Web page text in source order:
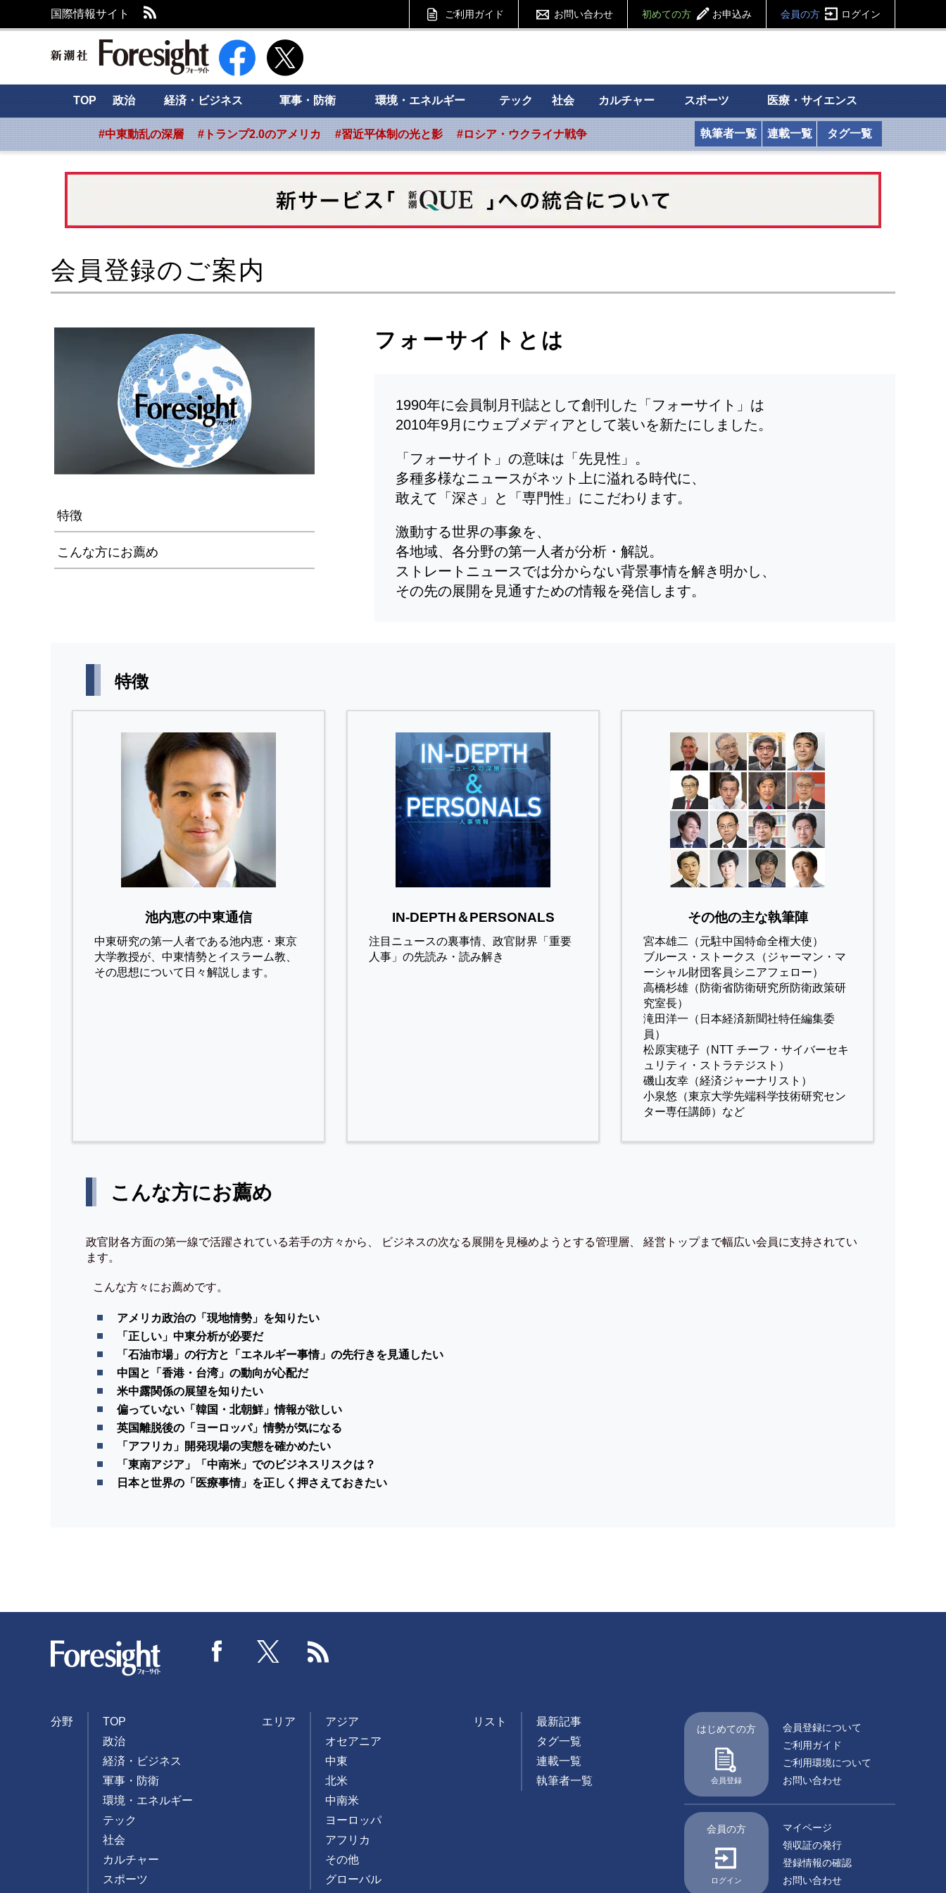
国際情報サイト ご利用ガイド お問い合わせ 初めての方 お申込み 会員の方 ログイン
新潮社 Foresight フォーサイト
TOP 政治 経済・ビジネス 軍事・防衛 環境・エネルギー テック 社会 カルチャー スポーツ 医療・サイエンス
#中東動乱の深層 #トランプ2.0のアメリカ #習近平体制の光と影 #ロシア・ウクライナ戦争 執筆者一覧 連載一覧 タグ一覧
会員登録のご案内
特徴
こんな方にお薦め
フォーサイトとは
1990年に会員制月刊誌として創刊した「フォーサイト」は
2010年9月にウェブメディアとして装いを新たにしました。
「フォーサイト」の意味は「先見性」。
多種多様なニュースがネット上に溢れる時代に、
敢えて「深さ」と「専門性」にこだわります。
激動する世界の事象を、
各地域、各分野の第一人者が分析・解説。
ストレートニュースでは分からない背景事情を解き明かし、
その先の展開を見通すための情報を発信します。
特徴
池内恵の中東通信
中東研究の第⼀⼈者である池内恵・東京
⼤学教授が、中東情勢とイスラーム教、
その思想について⽇々解説します。
IN-DEPTH＆PERSONALS
注目ニュースの裏事情、政官財界「重要
人事」の先読み・読み解き
その他の主な執筆陣
宮本雄二（元駐中国特命全権大使）
ブルース・ストークス（ジャーマン・マ
ーシャル財団客員シニアフェロー）
高橋杉雄（防衛省防衛研究所防衛政策研
究室長）
滝田洋一（日本経済新聞社特任編集委
員）
松原実穂子（NTT チーフ・サイバーセキ
ュリティ・ストラテジスト）
磯山友幸（経済ジャーナリスト）
小泉悠（東京大学先端科学技術研究セン
ター専任講師）など
こんな方にお薦め
政官財各方面の第一線で活躍されている若手の方々から、 ビジネスの次なる展開を見極めようとする管理層、 経営トップまで幅広い会員に支持されてい
ます。
こんな方々にお薦めです。
アメリカ政治の「現地情勢」を知りたい
「正しい」中東分析が必要だ
「石油市場」の行方と「エネルギー事情」の先行きを見通したい
中国と「香港・台湾」の動向が心配だ
米中露関係の展望を知りたい
偏っていない「韓国・北朝鮮」情報が欲しい
英国離脱後の「ヨーロッパ」情勢が気になる
「アフリカ」開発現場の実態を確かめたい
「東南アジア」「中南米」でのビジネスリスクは？
日本と世界の「医療事情」を正しく押さえておきたい
Facebook Twitter
分野
TOP
政治
経済・ビジネス
軍事・防衛
環境・エネルギー
テック
社会
カルチャー
スポーツ
エリア
アジア
オセアニア
中東
北米
中南米
ヨーロッパ
アフリカ
その他
グローバル
リスト
最新記事
タグ一覧
連載一覧
執筆者一覧
はじめての方
会員登録
会員登録について
ご利用ガイド
ご利用環境について
お問い合わせ
会員の方
ログイン
マイページ
領収証の発行
登録情報の確認
お問い合わせ